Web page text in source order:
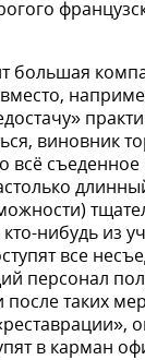
большая
виновник
всё
нибудь из
все
персонал
после таких
в карман